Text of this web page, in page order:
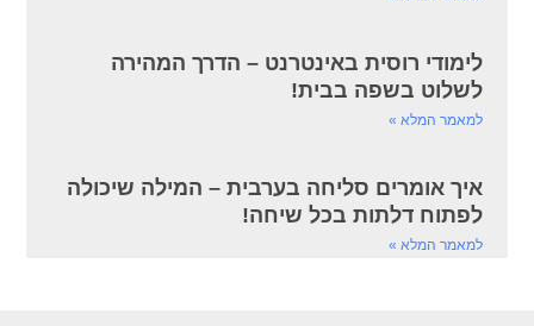
לימודי רוסית באינטרנט – הדרך המהירה
לשלוט בשפה בבית!
למאמר המלא »
איך אומרים סליחה בערבית – המילה שיכולה
לפתוח דלתות בכל שיחה!
למאמר המלא »